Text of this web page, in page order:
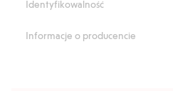
Identyfikowalność
Informacje o producencie